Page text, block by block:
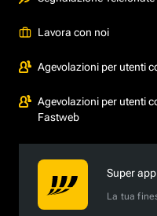
Lavora con noi
Agevolazioni per utenti
Agevolazioni per utenti
Fastweb
Super
La tua